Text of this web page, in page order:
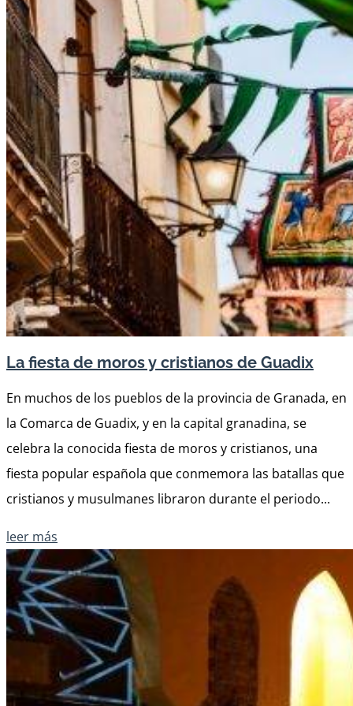
La fiesta de moros y cristianos de Guadix
En muchos de los pueblos de la provincia de Granada, en
la Comarca de Guadix, y en la capital granadina, se
celebra la conocida fiesta de moros y cristianos, una
fiesta popular española que conmemora las batallas que
cristianos y musulmanes libraron durante el periodo...
leer más